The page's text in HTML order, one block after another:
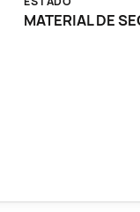
MATERIAL DE